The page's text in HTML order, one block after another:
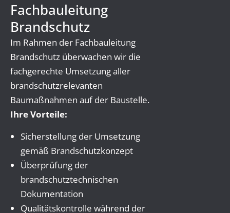
Fachbauleitung
Brandschutz
Im Rahmen der Fachbauleitung
Brandschutz überwachen wir die
fachgerechte Umsetzung aller
brandschutzrelevanten
Baumaßnahmen auf der Baustelle.
Ihre Vorteile:
Sicherstellung der Umsetzung
gemäß Brandschutzkonzept
Überprüfung der
brandschutztechnischen
Dokumentation
Qualitätskontrolle während der